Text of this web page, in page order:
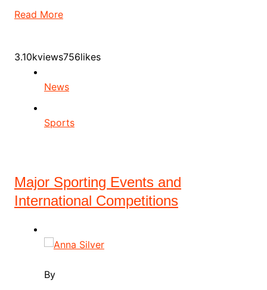
Read More
3.10kviews756likes
News
Sports
Major Sporting Events and
International Competitions
By